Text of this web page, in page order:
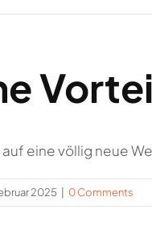
eine völlig neue
2025 0 Comments